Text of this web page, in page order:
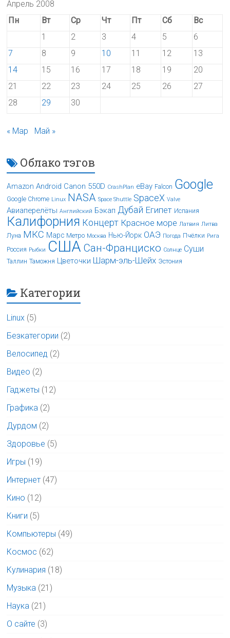
Апрель 2008
Пн
Вт Ср Чт Пт Сб
Вс
1
2 3 4 5
6
7
8 9 10 11 12
13
14
15 16 17 18 19
20
21
22 23 24 25 26
27
28
29 30
« Мар Май »
Облако тэгов
Amazon Android Canon 550D CrashPlan eBay Falcon Google
Google Chrome Linux NASA Space Shuttle SpaceX Valve
Авиаперелёты Английский Бэкап Дубай Египет Испания
Калифорния Концерт Красное море Латвия Литва
Луна МКС Марс Метро Москва Нью-Йорк ОАЭ Погода Пчёлки Рига
Россия Рыбки США Сан-Франциско Солнце Суши
Таллин Таможня Цветочки Шарм-эль-Шейх Эстония
Категории
Linux (5)
Безкатегории (2)
Велосипед (2)
Видео (2)
Гаджеты (12)
Графика (2)
Дурдом (2)
Здоровье (5)
Игры (19)
Интернет (47)
Кино (12)
Книги (5)
Компьютеры (49)
Космос (62)
Кулинария (18)
Музыка (21)
Наука (21)
О сайте (3)